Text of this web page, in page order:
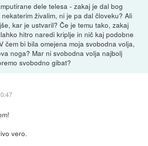
dele telesa - zakaj je dal bog
živalim, ni je pa dal človeku? Ali
kar je ustvaril? Če je temu tako, zakaj
hitro naredi kriplje in nič kaj podobne
čem bi bila omejena moja svobodna volja,
noga? Mar ni svobodna volja najbolj
svobodno gibat?
vero.